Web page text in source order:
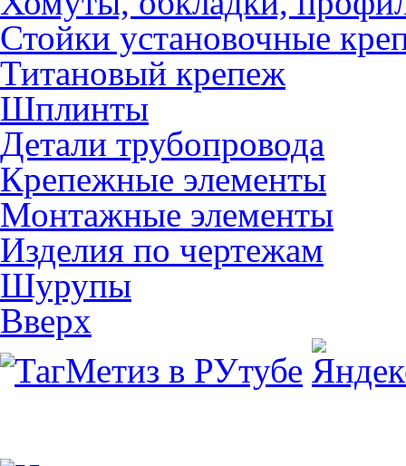
Стойки установочные
Титановый крепеж
Шплинты
Детали трубопровода
Крепежные элементы
Монтажные элементы
Изделия по чертежам
Шурупы
Вверх